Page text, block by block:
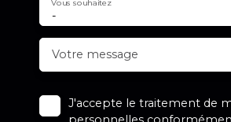
-
Vous souhaitez
Votre message
J'accepte le traitement de